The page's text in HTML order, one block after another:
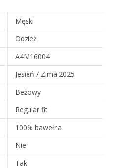
Męski
Odzież
A4M16004
Jesień / Zima 2025
Beżowy
Regular fit
100% bawełna
Nie
Tak